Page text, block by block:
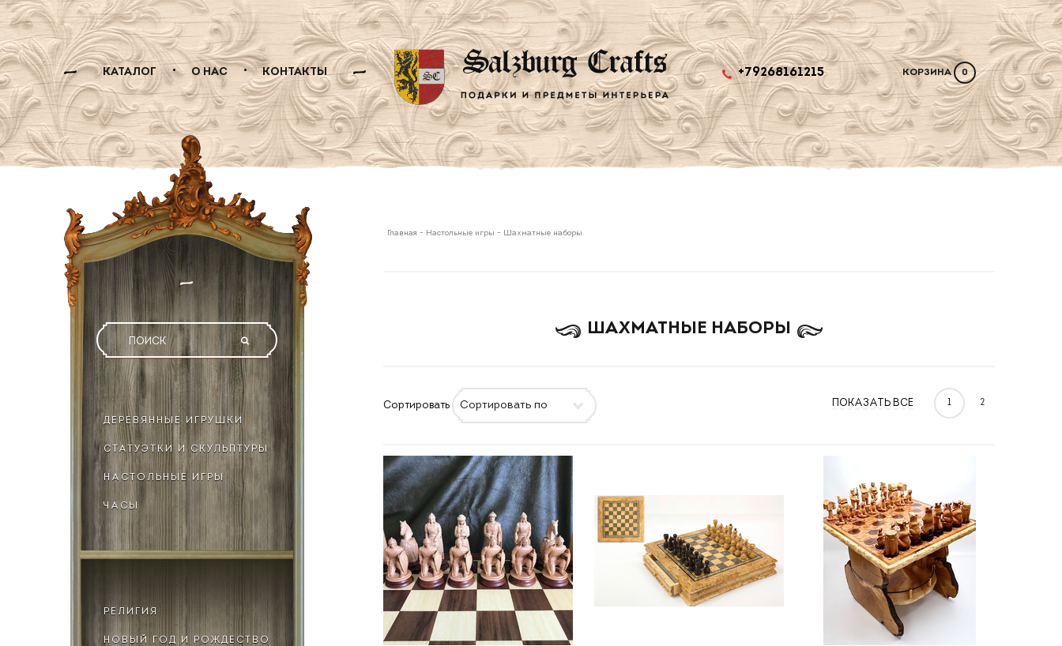
КАТАЛОГ О НАС КОНТАКТЫ +79268161215 КОРЗИНА 0
ДЕРЕВЯННЫЕ ИГРУШКИ
СТАТУЭТКИ И СКУЛЬПТУРЫ
НАСТОЛЬНЫЕ ИГРЫ
ЧАСЫ
РЕЛИГИЯ
НОВЫЙ ГОД И РОЖДЕСТВО
Главная - Настольные игры - Шахматные наборы
ШАХМАТНЫЕ НАБОРЫ
Сортировать ПОКАЗАТЬ ВСЕ 1 2